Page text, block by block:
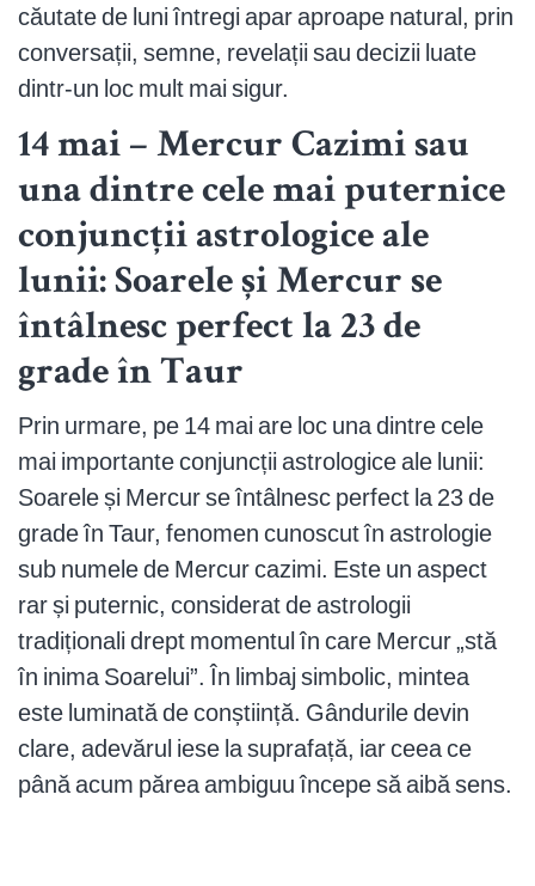
căutate de luni întregi apar aproape natural, prin
conversații, semne, revelații sau decizii luate
dintr-un loc mult mai sigur.
14 mai – Mercur Cazimi sau
una dintre cele mai puternice
conjuncții astrologice ale
lunii: Soarele și Mercur se
întâlnesc perfect la 23 de
grade în Taur
Prin urmare, pe 14 mai are loc una dintre cele
mai importante conjuncții astrologice ale lunii:
Soarele și Mercur se întâlnesc perfect la 23 de
grade în Taur, fenomen cunoscut în astrologie
sub numele de Mercur cazimi. Este un aspect
rar și puternic, considerat de astrologii
tradiționali drept momentul în care Mercur „stă
în inima Soarelui”. În limbaj simbolic, mintea
este luminată de conștiință. Gândurile devin
clare, adevărul iese la suprafață, iar ceea ce
până acum părea ambiguu începe să aibă sens.